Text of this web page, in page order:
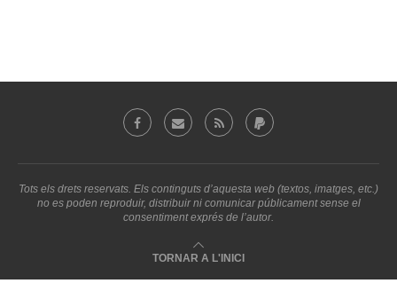
Tots els drets reservats. Els continguts d’aquesta web (textos, imatges, etc.)
no es poden reproduir, distribuir ni comunicar públicament sense el
consentiment exprés de l’autor.
TORNAR A L'INICI